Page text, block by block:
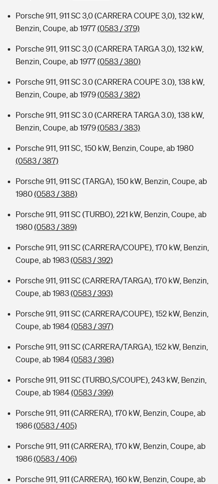
Porsche 911, 911 SC 3,0 (CARRERA COUPE 3,0), 132 kW,
Benzin, Coupe, ab 1977(0583 / 379)
Porsche 911, 911 SC 3,0 (CARRERA TARGA 3,0), 132 kW,
Benzin, Coupe, ab 1977(0583 / 380)
Porsche 911, 911 SC 3.0 (CARRERA COUPE 3.0), 138 kW,
Benzin, Coupe, ab 1979(0583 / 382)
Porsche 911, 911 SC 3.0 (CARRERA TARGA 3.0), 138 kW,
Benzin, Coupe, ab 1979(0583 / 383)
Porsche 911, 911 SC, 150 kW, Benzin, Coupe, ab 1980
(0583 / 387)
Porsche 911, 911 SC (TARGA), 150 kW, Benzin, Coupe, ab
1980(0583 / 388)
Porsche 911, 911 SC (TURBO), 221 kW, Benzin, Coupe, ab
1980(0583 / 389)
Porsche 911, 911 SC (CARRERA/COUPE), 170 kW, Benzin,
Coupe, ab 1983(0583 / 392)
Porsche 911, 911 SC (CARRERA/TARGA), 170 kW, Benzin,
Coupe, ab 1983(0583 / 393)
Porsche 911, 911 SC (CARRERA/COUPE), 152 kW, Benzin,
Coupe, ab 1984(0583 / 397)
Porsche 911, 911 SC (CARRERA/TARGA), 152 kW, Benzin,
Coupe, ab 1984(0583 / 398)
Porsche 911, 911 SC (TURBO,S/COUPE), 243 kW, Benzin,
Coupe, ab 1984(0583 / 399)
Porsche 911, 911 (CARRERA), 170 kW, Benzin, Coupe, ab
1986(0583 / 405)
Porsche 911, 911 (CARRERA), 170 kW, Benzin, Coupe, ab
1986(0583 / 406)
Porsche 911, 911 (CARRERA), 160 kW, Benzin, Coupe, ab